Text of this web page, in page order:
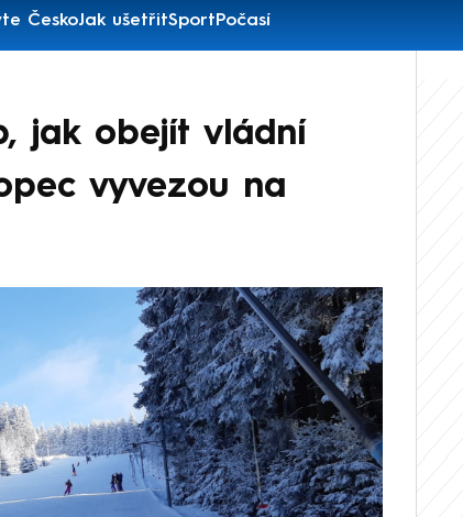
ČeskoJak ušetřitSportPočasí
jak obejít vládní
vyvezou na